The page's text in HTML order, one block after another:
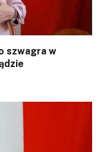
szwagra w